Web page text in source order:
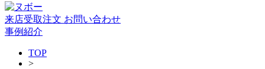
来店受取注文 お問い合わせ
事例紹介
TOP
>